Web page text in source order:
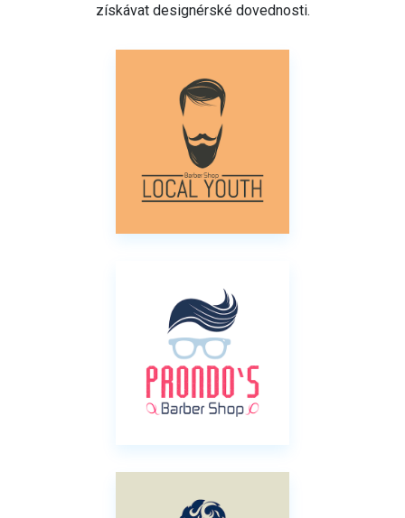
získávat designérské dovednosti.